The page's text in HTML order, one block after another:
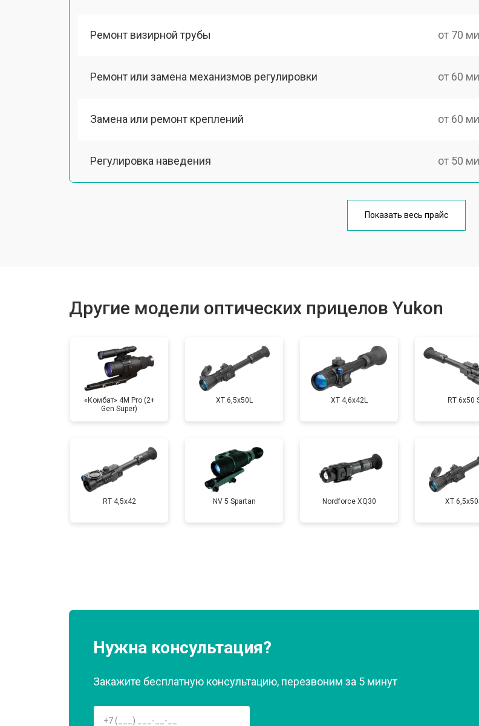
Ремонт визирной трубы от 70
Ремонт или замена механизмов регулировки от 60
Замена или ремонт креплений от 60
Регулировка наведения от 50
от 60 мин
Смещение линз от 90
Показать весь прайс
Другие модели оптических прицелов Yukon
«Комбат» 4M Pro (2+
Gen Super)
XT 6,5x50L XT 4,6x42L RT 6x50
RT 4,5х42 NV 5 Spartan Nordforce XQ30 XT
Нужна консультация?
Закажите бесплатную консультацию, перезвоним за 5 минут